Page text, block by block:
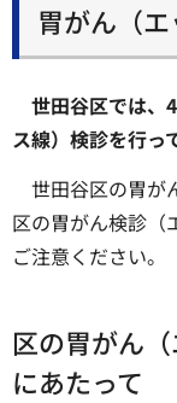
胃がん（
世田谷区では、
ス線）検診を行っ
世田谷区の胃が
区の胃がん検診（
ご注意ください。
区の胃がん
にあたって